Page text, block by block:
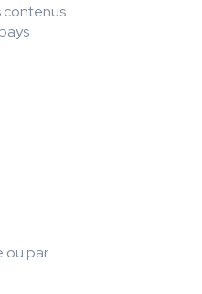
contenus
ou par